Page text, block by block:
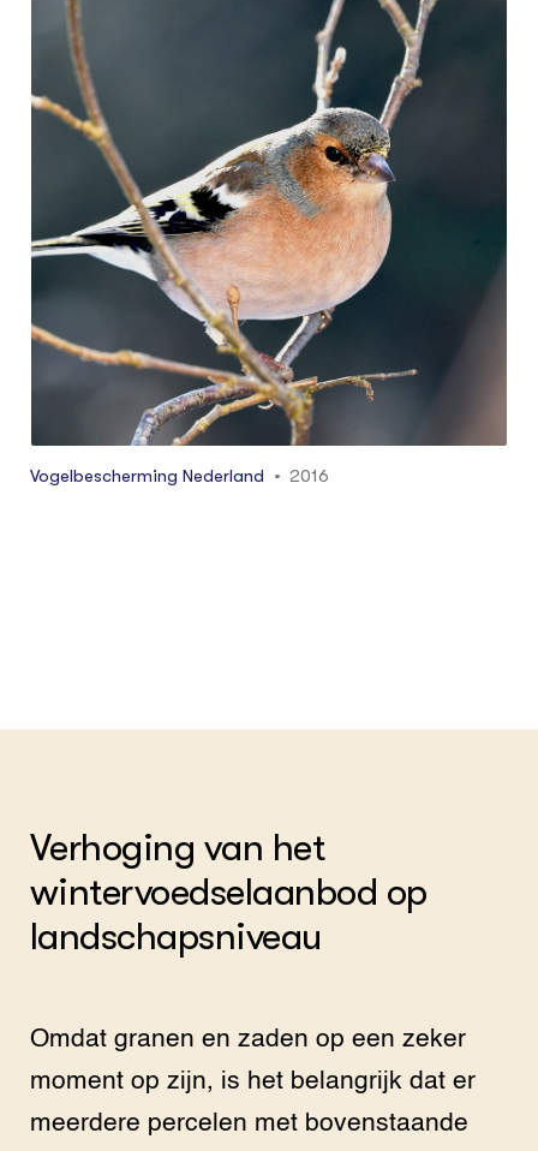
winter blijven staan. Ze vormen in de herfst en
winter een rijke voedselbron voor vogels en
bieden ook dekking. Vogels komen in grote
aantallen op deze wintervoedselveldjes af. Niet
alleen zaadetende soorten (patrijs, geelgors,
vink, kneu, keep, groenling), maar ook
roofvogels (torenvalk, buizerd, blauwe
kiekendief, ransuil, velduil) die hier muizen en
zangvogels vangen
Vogelbescherming Nederland 2016
Verhoging van het
wintervoedselaanbod op
landschapsniveau
Omdat granen en zaden op een zeker
moment op zijn, is het belangrijk dat er
meerdere percelen met bovenstaande